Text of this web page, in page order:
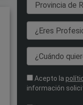
Provincia de
Residencia
¿Eres
¿Cuándo
Acepto la
información